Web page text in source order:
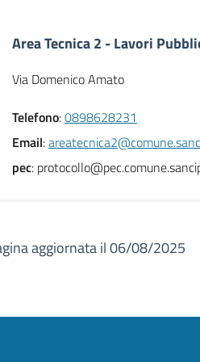
Area Tecnica 2 - Lavori
Via Domenico Amato
Telefono:0898628231
Email:
pec:
aggiornata il 06/08/2025